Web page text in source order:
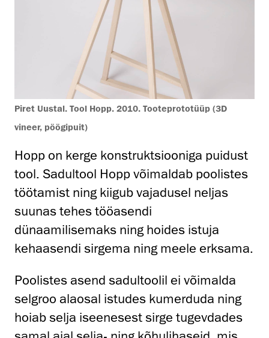
Piret Uustal. Tool Hopp. 2010. Tooteprototüüp (3D
vineer, pöögipuit)
Hopp on kerge konstruktsiooniga puidust
tool. Sadultool Hopp võimaldab poolistes
töötamist ning kiigub vajadusel neljas
suunas tehes tööasendi
dünaamilisemaks ning hoides istuja
kehaasendi sirgema ning meele erksama.
Poolistes asend sadultoolil ei võimalda
selgroo alaosal istudes kumerduda ning
hoiab selja iseenesest sirge tugevdades